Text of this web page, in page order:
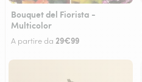
Bouquet del Fiorista -
Multicolor
A partire da 29€99